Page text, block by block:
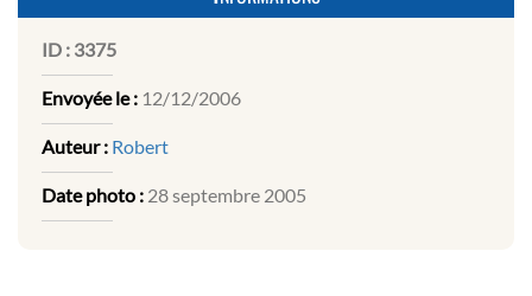
ID : 3375
Envoyée le : 12/12/2006
Auteur : Robert
Date photo : 28 septembre 2005